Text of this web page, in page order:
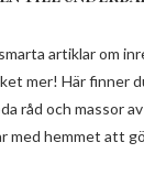
artiklar om
mer! Här finner
råd och massor
med hemmet att